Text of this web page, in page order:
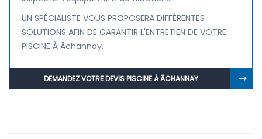
UN SPÉCIALISTE VOUS PROPOSERA DIFFÉRENTES
SOLUTIONS AFIN DE GARANTIR L'ENTRETIEN DE VOTRE
PISCINE À Ãchannay.
DEMANDEZ VOTRE DEVIS PISCINE À ÃCHANNAY